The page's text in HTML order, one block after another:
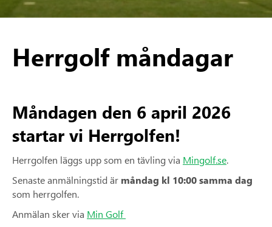
Herrgolf måndagar
Måndagen den 6 april 2026
startar vi Herrgolfen!
Herrgolfen läggs upp som en tävling via Mingolf.se.
Senaste anmälningstid är måndag kl 10:00 samma dag
som herrgolfen.
Anmälan sker via Min Golf